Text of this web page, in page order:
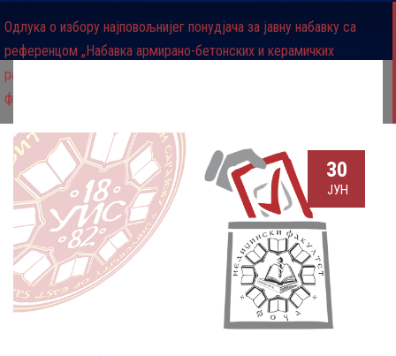
Одлука о избору најповољнијег понудјача за јавну набавку са
референцом „Набавка армирано-бетонских и керамичких
радова на адаптацији зграде“, за потребе Медицинског
факултета Фоча
30
ЈУН